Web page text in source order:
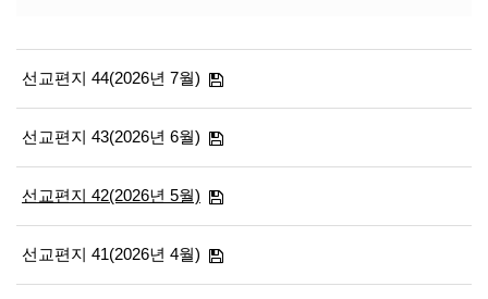
선교편지 44(2026년 7월)
선교편지 43(2026년 6월)
선교편지 42(2026년 5월)
선교편지 41(2026년 4월)